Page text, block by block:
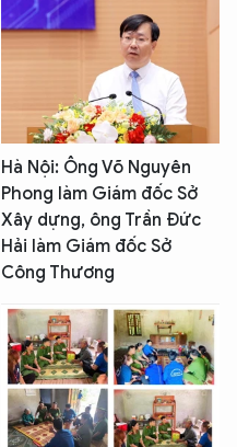
Hà Nội: Ông Võ Nguyên
Phong làm Giám đốc Sở
Xây dựng, ông Trần Đức
Hải làm Giám đốc Sở
Công Thương